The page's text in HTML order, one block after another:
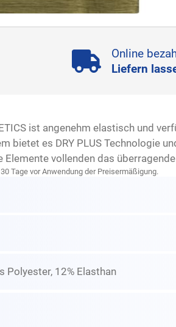
Online
Liefern
ist angenehm elastisch und
bietet es DRY PLUS Technologie
vollenden das
Tage vor Anwendung der Preisermäßigung.
Polyester, 12% Elasthan